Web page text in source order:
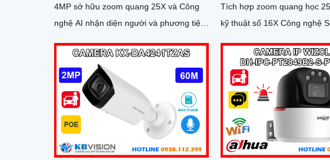
4MP sở hữu zoom quang 25X và Công
nghệ AI nhận diện người và phương tiện,
khuôn mặt cùng 1 thời điểm
Tích hợp zoom quang học
kỹ thuật số 16X Công nghệ
AcuSense hỗ trợ nhận diện
phương tiện, chụp tối đa 5
đồng thời